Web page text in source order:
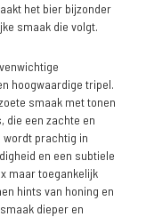
het bier bijzonder
smaak die volgt.
hoogwaardige tripel.
smaak met tonen
die een zachte en
wordt prachtig in
en een subtiele
maar toegankelijk
hints van honing en
dieper en